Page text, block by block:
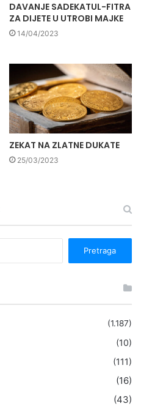
DAVANJE SADEKATUL-FITRA
ZA DIJETE U UTROBI MAJKE
14/04/2023
ZEKAT NA ZLATNE DUKATE
25/03/2023
a
(1.187)
(10)
(111)
(16)
(43)